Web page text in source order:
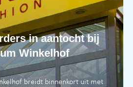
in aantocht bij
Winkelhof
breidt binnenkort uit met